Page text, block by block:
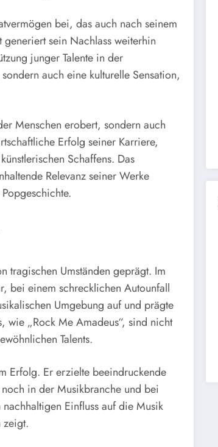
bei, das auch nach seinem
sein Nachlass weiterhin
junger Talente in der
auch eine kulturelle Sensation,
Menschen erobert, sondern auch
Erfolg seiner Karriere,
Schaffens. Das
Relevanz seiner Werke
tragischen Umständen geprägt. Im
bei einem schrecklichen Autounfall
Umgebung auf und prägte
wie „Rock Me Amadeus“, sind nicht
Talents.
Erfolg. Er erzielte beeindruckende
in der Musikbranche und bei
Einfluss auf die Musik
zeigt.